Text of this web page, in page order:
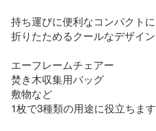
持ち運びに便利なコンパクトに
折りたためるクールなデザイン
エーフレームチェアー
焚き木収集用バッグ
敷物など
1枚で3種類の用途に役立ちます